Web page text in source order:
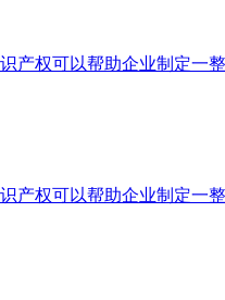
产权可以帮助企业制定一
产权可以帮助企业制定一